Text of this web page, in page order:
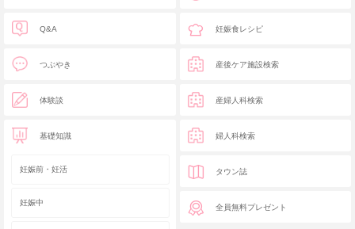
Q&A
つぶやき
体験談
基礎知識
妊娠前・妊活
妊娠中
妊娠食レシピ
産後ケア施設検索
産婦人科検索
婦人科検索
タウン誌
全員無料プレゼント